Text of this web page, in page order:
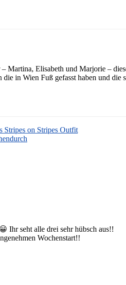
Martina, Elisabeth und Marjorie –
in Wien Fuß gefasst haben und
Stripes on Stripes Outfit
Ihr seht alle drei sehr hübsch aus!!
Wochenstart!!